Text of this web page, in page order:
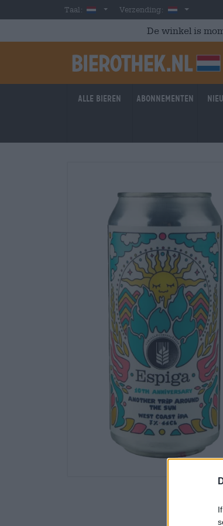
Skip to main content
Taal: DutchVerzending: Nederland
De winkel is
Alle bieren Abonnementen